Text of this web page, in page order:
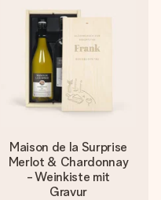
Maison de la Surprise
Merlot & Chardonnay
- Weinkiste mit
Gravur